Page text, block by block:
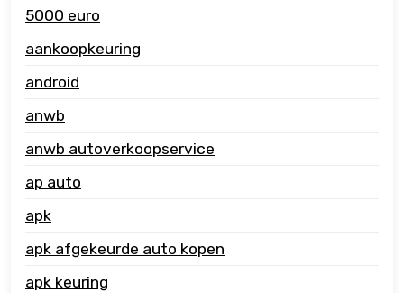
5000 euro
aankoopkeuring
android
anwb
anwb autoverkoopservice
ap auto
apk
apk afgekeurde auto kopen
apk keuring